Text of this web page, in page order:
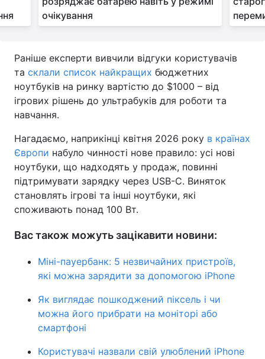
очікування
Раніше експерти вивчили відгуки користувачів
та склали список найкращих бюджетних
ноутбуків на ринку вартістю до $1000 – від
ігрових рішень до ультрабуків для роботи та
навчання.
Нагадаємо, наприкінці квітня 2026 року в країнах
Європи набуло чинності нове правило: усі нові
ноутбуки, що надходять у продаж, повинні
підтримувати зарядку через USB-C. Виняток
становлять ігрові та інші ноутбуки, які
споживають понад 100 Вт.
Вас також можуть зацікавити новини:
Міні-пауербанк: 5 незвичайних пристроїв,
які можна зарядити за допомогою iPhone
Як виглядає пошкоджений піксель і чи
можна його прибрати на моніторі або
смартфоні
Користувачі назвали свій улюблений iPhone